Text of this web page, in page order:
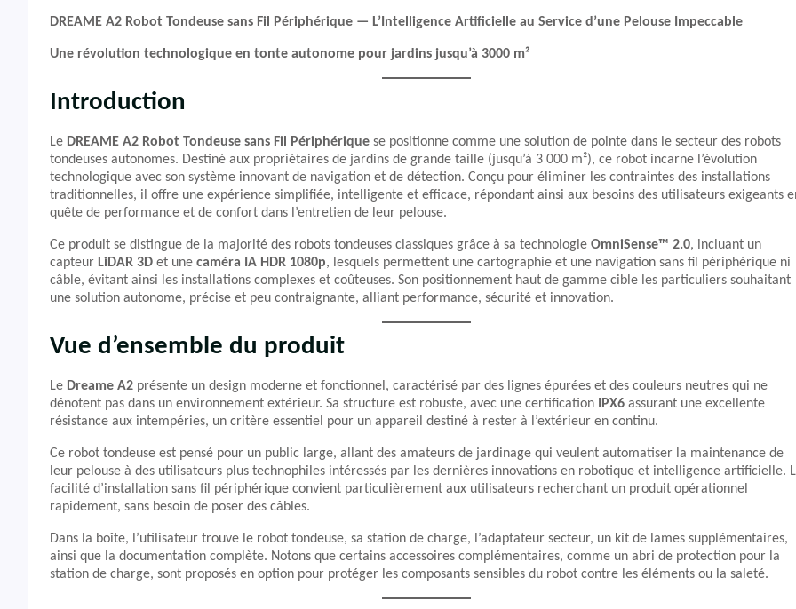
DREAME A2 Robot Tondeuse sans Fil Périphérique — L’Intelligence Artificielle au Service d’une Pelouse Impeccable
Une révolution technologique en tonte autonome pour jardins jusqu’à 3000 m²
Introduction
Le DREAME A2 Robot Tondeuse sans Fil Périphérique se positionne comme une solution de pointe dans le secteur des robots
tondeuses autonomes. Destiné aux propriétaires de jardins de grande taille (jusqu’à 3 000 m²), ce robot incarne l’évolution
technologique avec son système innovant de navigation et de détection. Conçu pour éliminer les contraintes des installations
traditionnelles, il offre une expérience simplifiée, intelligente et efficace, répondant ainsi aux besoins des utilisateurs exigeants
quête de performance et de confort dans l’entretien de leur pelouse.
Ce produit se distingue de la majorité des robots tondeuses classiques grâce à sa technologie OmniSense™ 2.0, incluant un
capteur LiDAR 3D et une caméra IA HDR 1080p, lesquels permettent une cartographie et une navigation sans fil périphérique ni
câble, évitant ainsi les installations complexes et coûteuses. Son positionnement haut de gamme cible les particuliers souhaitant
une solution autonome, précise et peu contraignante, alliant performance, sécurité et innovation.
Vue d’ensemble du produit
Le Dreame A2 présente un design moderne et fonctionnel, caractérisé par des lignes épurées et des couleurs neutres qui ne
dénotent pas dans un environnement extérieur. Sa structure est robuste, avec une certification
IPX6 assurant une excellente
résistance aux intempéries, un critère essentiel pour un appareil destiné à rester à l’extérieur en continu.
Ce robot tondeuse est pensé pour un public large, allant des amateurs de jardinage qui veulent automatiser la maintenance de
leur pelouse à des utilisateurs plus technophiles intéressés par les dernières innovations en robotique et intelligence artificielle.
facilité d’installation sans fil périphérique convient particulièrement aux utilisateurs recherchant un produit opérationnel
rapidement, sans besoin de poser des câbles.
Dans la boîte, l’utilisateur trouve le robot tondeuse, sa station de charge, l’adaptateur secteur, un kit de lames supplémentaires,
ainsi que la documentation complète. Notons que certains accessoires complémentaires, comme un abri de protection pour la
station de charge, sont proposés en option pour protéger les composants sensibles du robot contre les éléments ou la saleté.